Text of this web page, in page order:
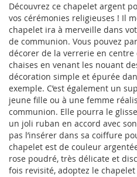
Découvrez ce chapelet argent
vos cérémonies religieuses ! Il
chapelet ira à merveille dans
de communion. Vous pouvez
décorer de la verrerie en centre
chaises en venant les nouant
décoration simple et épurée
exemple. C’est également un
jeune fille ou à une femme
communion. Elle pourra le
un joli ruban en accord avec
pas l’insérer dans sa coiffure
chapelet est de couleur
rose poudré, très délicate et
fois revisité, adoptez le